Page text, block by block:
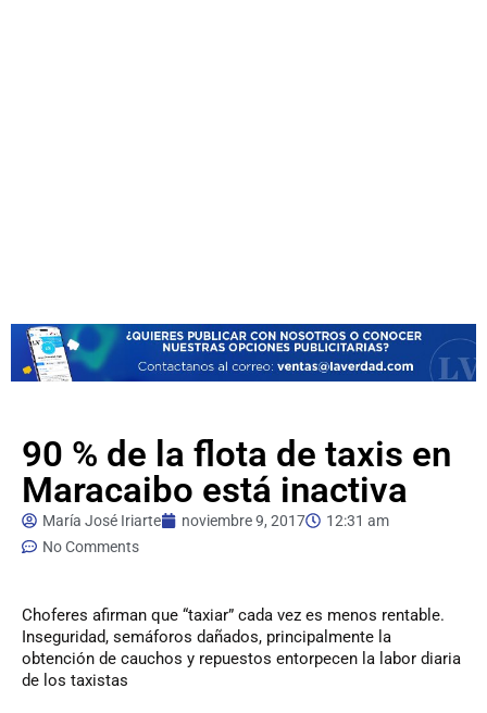
90 % de la flota de taxis en
Maracaibo está inactiva
María José Iriarte noviembre 9, 2017
12:31 am
No Comments
Choferes afirman que “taxiar” cada vez es menos rentable.
Inseguridad, semáforos dañados, principalmente la
obtención de cauchos y repuestos entorpecen la labor diaria
de los taxistas